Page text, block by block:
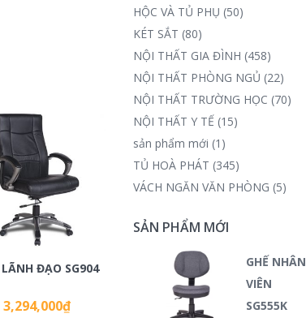
LÃNH ĐẠO SG904
3,294,000₫
HỘC VÀ TỦ PHỤ (50)
KÉT SẮT (80)
NỘI THẤT GIA ĐÌNH (458)
NỘI THẤT PHÒNG NGỦ (22)
NỘI THẤT TRƯỜNG HỌC (70)
NỘI THẤT Y TẾ (15)
sản phẩm mới (1)
TỦ HOÀ PHÁT (345)
VÁCH NGĂN VĂN PHÒNG (5)
SẢN PHẨM MỚI
GHẾ NHÂN
VIÊN
SG555K